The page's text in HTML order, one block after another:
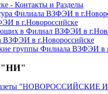
- Контакты и Разделы
Филиала ВЗФЭИ в
в г.Новороссийске
в Филиал ВЗФЭИ в
ВЗФЭИ в г.Новороссийске
группы Филиала ВЗФЭИ в
"НИ"
газеты